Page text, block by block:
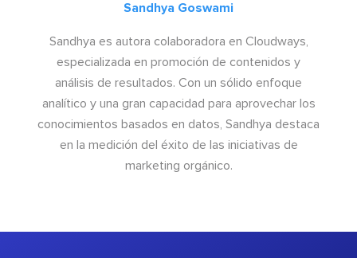
Sandhya Goswami
Sandhya es autora colaboradora en Cloudways,
especializada en promoción de contenidos y
análisis de resultados. Con un sólido enfoque
analítico y una gran capacidad para aprovechar los
conocimientos basados en datos, Sandhya destaca
en la medición del éxito de las iniciativas de
marketing orgánico.